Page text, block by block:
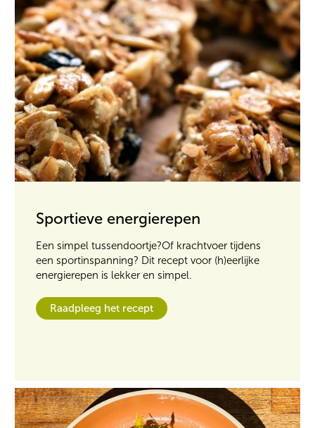
Sportieve energierepen
Een simpel tussendoortje?Of krachtvoer tijdens
een sportinspanning? Dit recept voor (h)eerlijke
energierepen is lekker en simpel.
Raadpleeg het recept